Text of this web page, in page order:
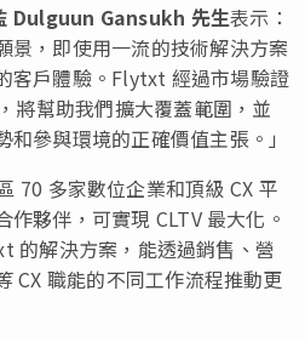
Dulguun Gansukh 先生表示：
景，即使用一流的技術解決方案
客戶體驗。Flytxt 經過市場驗證
將幫助我們擴大覆蓋範圍，並
參與環境的正確價值主張。」
70 多家數位企業和頂級 CX 平
夥伴，可實現 CLTV 最大化。
的解決方案，能透過銷售、營
CX 職能的不同工作流程推動更